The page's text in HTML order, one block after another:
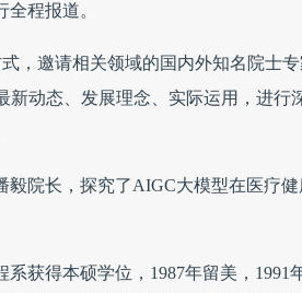
程报道。
，邀请相关领域的国内外知名院士
动态、发展理念、实际运用，进行
院长，探究了AIGC大模型在医疗
获得本硕学位，1987年留美，1991